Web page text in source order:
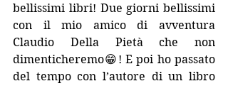
bellissimi libri! Due giorni bellissimi
con il mio amico di avventura
Claudio Della Pietà che non
dimenticheremo😁! E poi ho passato
del tempo con l’autore di un libro